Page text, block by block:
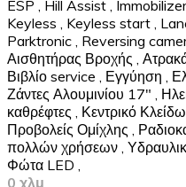
ESP
Hill Assist Immobilizer
Keyless
Keyless start
Parktronic Reversing
Αισθητήρας Βροχής
Βιβλίο service
Εγγύηση
Ζάντες Αλουμινίου 17"
καθρέφτες
Κεντρικό
Προβολείς Ομίχλης
πολλών χρήσεων
Φώτα LED
0 χλμ